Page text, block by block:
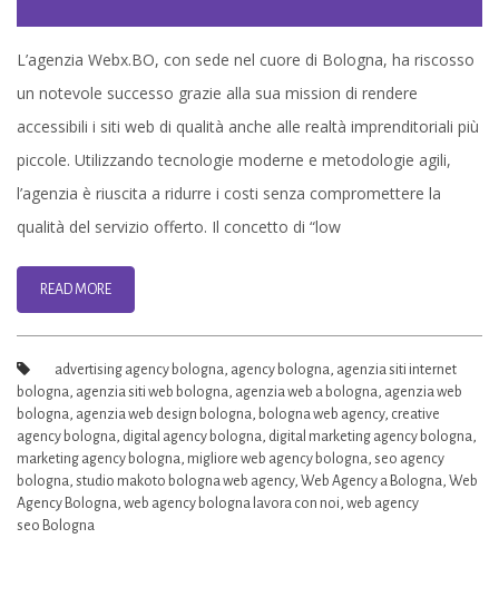
Soluzione
Ideale
per
la
Tua
Presenza
a
Bologna
L’agenzia Webx.BO, con sede nel cuore di Bologna, ha riscosso
un notevole successo grazie alla sua mission di rendere
accessibili i siti web di qualità anche alle realtà imprenditoriali più
piccole. Utilizzando tecnologie moderne e metodologie agili,
l’agenzia è riuscita a ridurre i costi senza compromettere la
qualità del servizio offerto. Il concetto di “low
READ MORE
advertising agency bologna, agency bologna, agenzia siti internet
bologna, agenzia siti web bologna, agenzia web a bologna, agenzia web
bologna, agenzia web design bologna, bologna web agency, creative
agency bologna, digital agency bologna, digital marketing agency bologna,
marketing agency bologna, migliore web agency bologna, seo agency
bologna, studio makoto bologna web agency, Web Agency a Bologna, Web
Agency Bologna, web agency bologna lavora con noi, web agency
seo Bologna